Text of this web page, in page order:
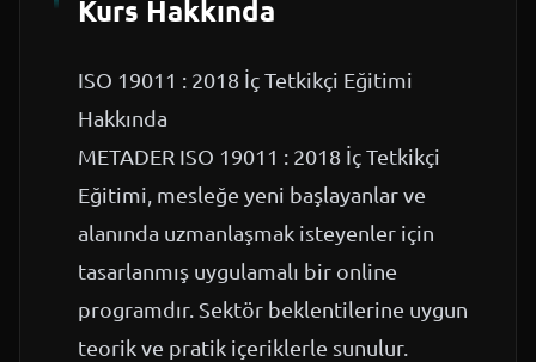
Kurs Hakkında
ISO 19011 : 2018 İç Tetkikçi Eğitimi
Hakkında
METADER ISO 19011 : 2018 İç Tetkikçi
Eğitimi, mesleğe yeni başlayanlar ve
alanında uzmanlaşmak isteyenler için
tasarlanmış uygulamalı bir online
programdır. Sektör beklentilerine uygun
teorik ve pratik içeriklerle sunulur.